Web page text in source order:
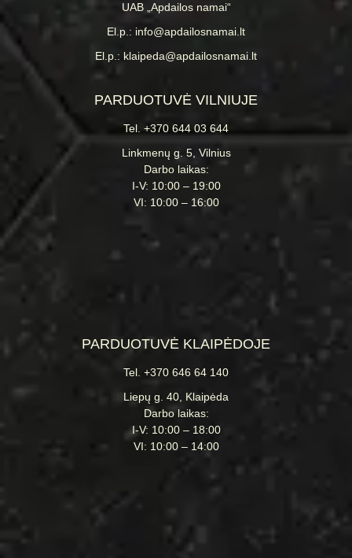
UAB „Apdailos namai“
El.p.: info@apdailosnamai.lt
El.p.: klaipeda@apdailosnamai.lt
PARDUOTUVĖ VILNIUJE
Tel. +370 644 03 644
Linkmenų g. 5, Vilnius
Darbo laikas:
I-V: 10:00 – 19:00
VI: 10:00 – 16:00
PARDUOTUVĖ KLAIPĖDOJE
Tel. +370 646 64 140
Liepų g. 40, Klaipėda
Darbo laikas:
I-V: 10:00 – 18:00
VI: 10:00 – 14:00